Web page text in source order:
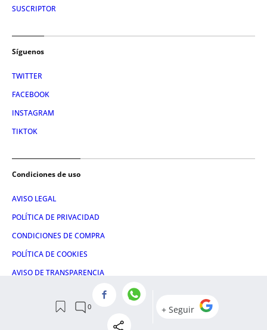
SUSCRIPTOR
Síguenos
TWITTER
FACEBOOK
INSTAGRAM
TIKTOK
Condiciones de uso
AVISO LEGAL
POLÍTICA DE PRIVACIDAD
CONDICIONES DE COMPRA
POLÍTICA DE COOKIES
AVISO DE TRANSPARENCIA